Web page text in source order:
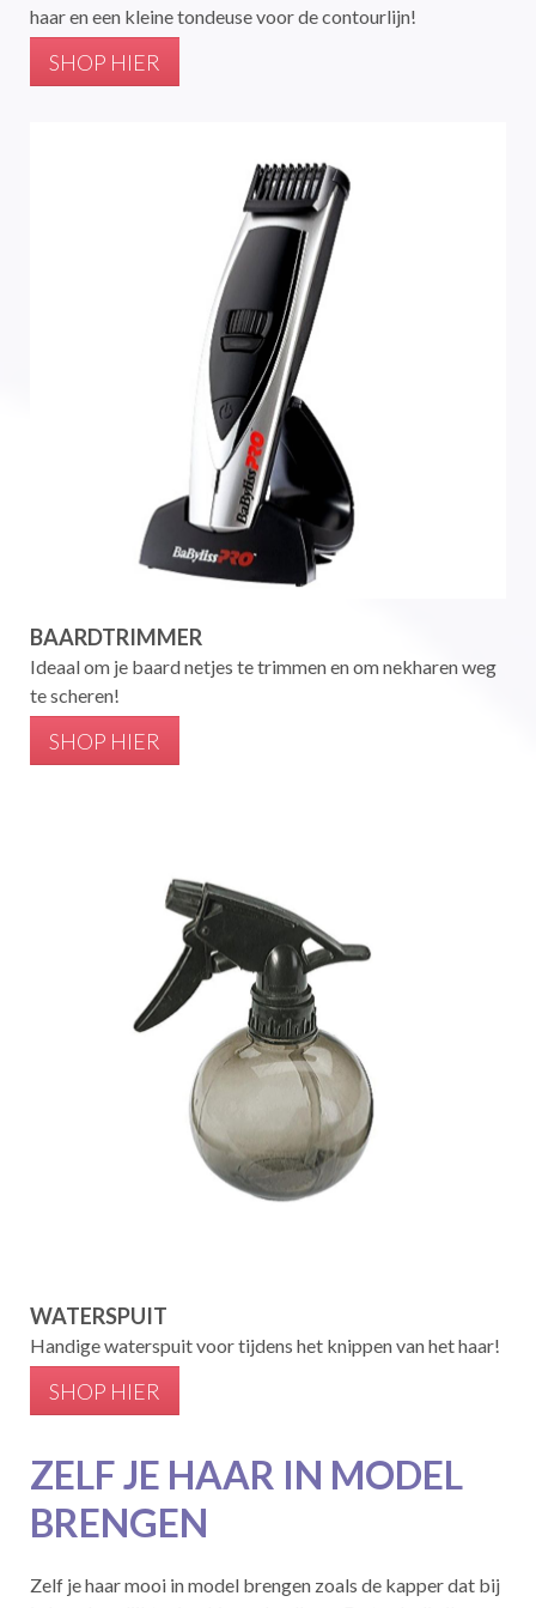
haar en een kleine tondeuse voor de contourlijn!
SHOP HIER
BAARDTRIMMER
Ideaal om je baard netjes te trimmen en om nekharen weg
te scheren!
SHOP HIER
WATERSPUIT
Handige waterspuit voor tijdens het knippen van het haar!
SHOP HIER
ZELF JE HAAR IN MODEL
BRENGEN
Zelf je haar mooi in model brengen zoals de kapper dat bij